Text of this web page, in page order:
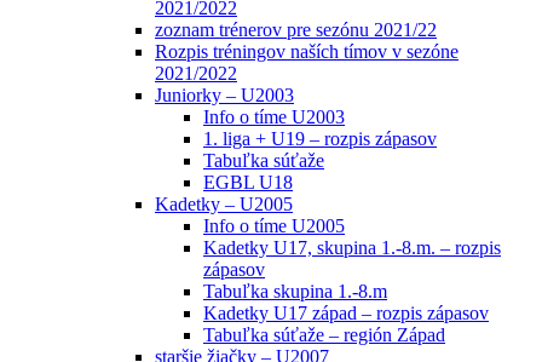
2021/2022
zoznam trénerov pre sezónu 2021/22
Rozpis tréningov naších tímov v sezóne
2021/2022
Juniorky – U2003
Info o tíme U2003
1. liga + U19 – rozpis zápasov
Tabuľka súťaže
EGBL U18
Kadetky – U2005
Info o tíme U2005
Kadetky U17, skupina 1.-8.m. – rozpis
zápasov
Tabuľka skupina 1.-8.m
Kadetky U17 západ – rozpis zápasov
Tabuľka súťaže – región Západ
staršie žiačky – U2007